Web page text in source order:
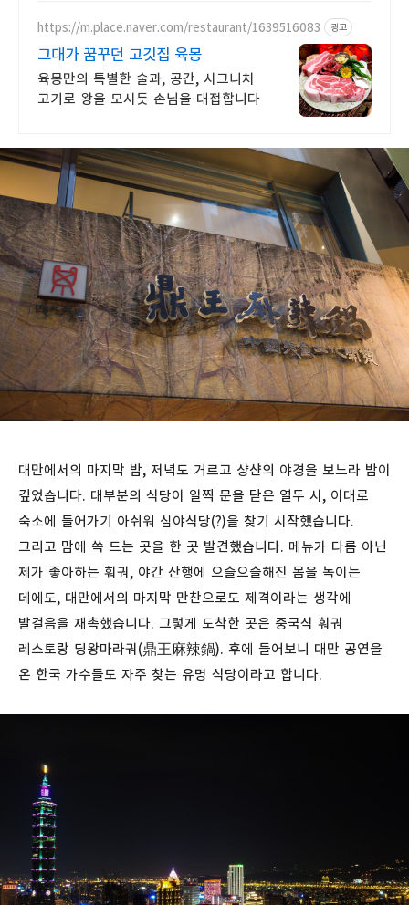
https://m.place.naver.com/restaurant/1639516083 광고
그대가 꿈꾸던 고깃집 육몽
육몽만의 특별한 술과, 공간, 시그니처
고기로 왕을 모시듯 손님을 대접합니다
대만에서의 마지막 밤, 저녁도 거르고 샹샨의 야경을 보느라 밤이
깊었습니다. 대부분의 식당이 일찍 문을 닫은 열두 시, 이대로
숙소에 들어가기 아쉬워 심야식당(?)을 찾기 시작했습니다.
그리고 맘에 쏙 드는 곳을 한 곳 발견했습니다. 메뉴가 다름 아닌
제가 좋아하는 훠궈, 야간 산행에 으슬으슬해진 몸을 녹이는
데에도, 대만에서의 마지막 만찬으로도 제격이라는 생각에
발걸음을 재촉했습니다. 그렇게 도착한 곳은 중국식 훠궈
레스토랑 딩왕마라궈(鼎王麻辣鍋). 후에 들어보니 대만 공연을
온 한국 가수들도 자주 찾는 유명 식당이라고 합니다.